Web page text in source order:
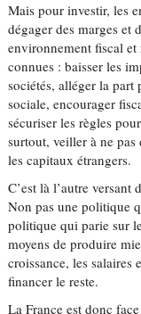
Mais pour investir, les
dégager des marges et
environnement fiscal
connues : baisser les
sociétés, alléger la
sociale, encourager
sécuriser les règles
surtout, veiller à ne
les capitaux étrangers.
C’est là l’autre versant
Non pas une politique
politique qui parie sur
moyens de produire
croissance, les salaires
financer le reste.
La France est donc